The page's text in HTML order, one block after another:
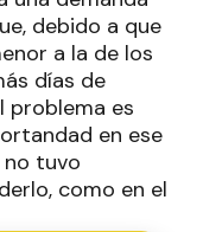
debido a que
a la de los
días de
problema es
en ese
tuvo
como en el